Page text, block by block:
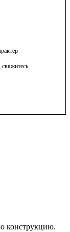
конструкцию.